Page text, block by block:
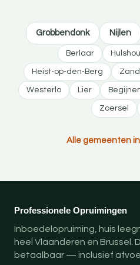
Grobbendonk Nijlen
Berlaar
Heist-op-den-Berg
Westerlo Lier
Zoersel
Alle gemeenten
Professionele Opruimingen
Inboedelopruiming, huis
heel Vlaanderen en Brussel.
betaalbaar — inclusief